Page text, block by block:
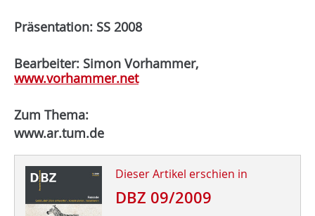
Präsentation: SS 2008
Bearbeiter: Simon Vorhammer,
www.vorhammer.net
Zum Thema:
www.ar.tum.de
Dieser Artikel erschien in
DBZ 09/2009